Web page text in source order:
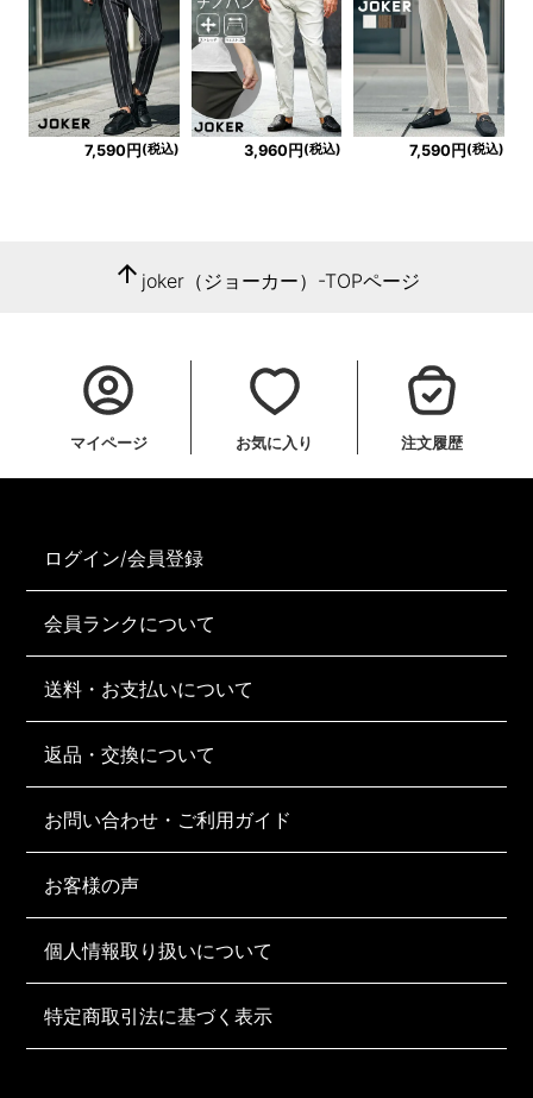
7,590円 (税込) 3,960円 (税込) 7,590円 (税込)
arrow_upward joker（ジョーカー）-TOPページ
マイページ お気に入り 注文履歴
ログイン/会員登録
会員ランクについて
送料・お支払いについて
返品・交換について
お問い合わせ・ご利用ガイド
お客様の声
個人情報取り扱いについて
特定商取引法に基づく表示